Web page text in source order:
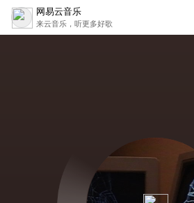
网易云音乐
来云音乐，听更多好歌